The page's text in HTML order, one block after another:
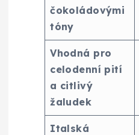
čokoládovými
tóny
Vhodná pro
celodenní pití
a citlivý
žaludek
Italská